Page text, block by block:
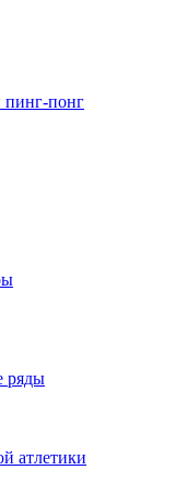
пинг-понг
ряды
атлетики